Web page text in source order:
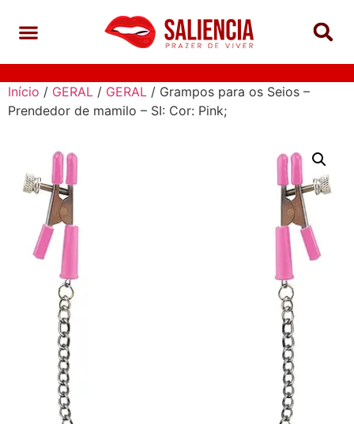
Início / GERAL / GERAL / Grampos para os Seios –
Prendedor de mamilo – SI: Cor: Pink;